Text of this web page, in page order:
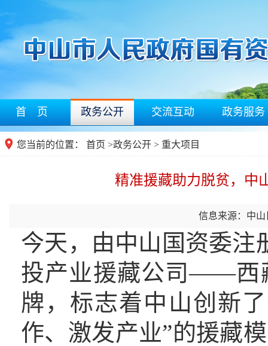
首 页 政务公开 交流互动 政务服务
您当前的位置： 首页 >政务公开 > 重大项目
精准援藏助力脱贫，中
信息来源：中山
今天，由中山国资委注
投产业援藏公司——西
牌，标志着中山创新
作、激发产业”的援藏